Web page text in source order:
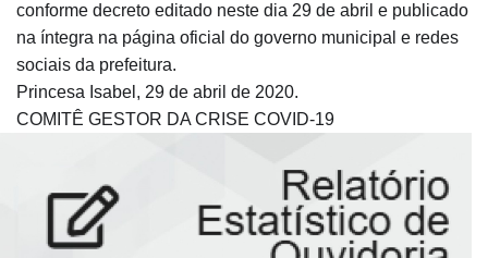
conforme decreto editado neste dia 29 de abril e publicado
na íntegra na página oficial do governo municipal e redes
sociais da prefeitura.
Princesa Isabel, 29 de abril de 2020.
COMITÊ GESTOR DA CRISE COVID-19